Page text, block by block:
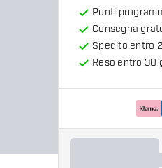
Punti
Consegna
Spedito entro
Reso entro 30